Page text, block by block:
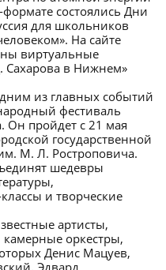
состоялись Дни
для школьников
На сайте
виртуальные
Сахарова в Нижнем»
из главных событий
фестиваль
Он пройдет с 21 мая
государственной
М. Л. Ростроповича.
шедевры
и творческие
артисты,
оркестры,
Денис Мацуев,